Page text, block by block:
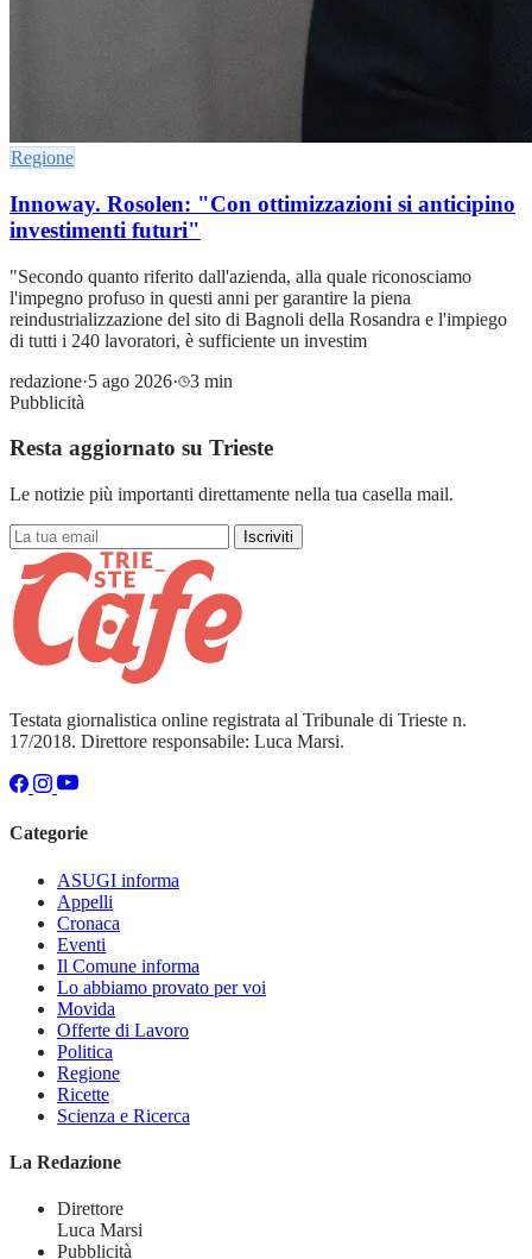
Regione
Innoway. Rosolen: "Con ottimizzazioni si anticipino
investimenti futuri"
"Secondo quanto riferito dall'azienda, alla quale riconosciamo
l'impegno profuso in questi anni per garantire la piena
reindustrializzazione del sito di Bagnoli della Rosandra e l'impiego
di tutti i 240 lavoratori, è sufficiente un investim
redazione·5 ago 2026·
3 min
Pubblicità
Resta aggiornato su Trieste
Le notizie più importanti direttamente nella tua casella mail.
Iscriviti
Testata giornalistica online registrata al Tribunale di Trieste n.
17/2018. Direttore responsabile: Luca Marsi.
Categorie
ASUGI informa
Appelli
Cronaca
Eventi
Il Comune informa
Lo abbiamo provato per voi
Movida
Offerte di Lavoro
Politica
Regione
Ricette
Scienza e Ricerca
La Redazione
Direttore
Luca Marsi
Pubblicità